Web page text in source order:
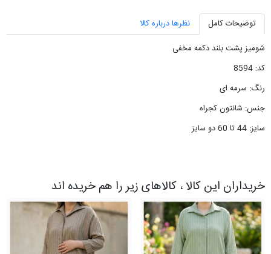
توضیحات کامل
نظرها درباره کالا
شومیز پشت بلند دکمه مخفی
کد: 8594
رنگ: سرمه ای
جنس: شانتون کجراه
سایز: 44 تا 60 دو سایز
خریداران این کالا ، کالاهای زیر را هم خریده اند